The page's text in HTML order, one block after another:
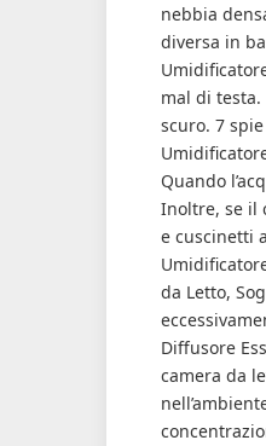
nebbia
diversa in
mal di testa.
scuro. 7
Quando
Inoltre, se il
e cuscinetti
da Letto,
Diffusore
camera da